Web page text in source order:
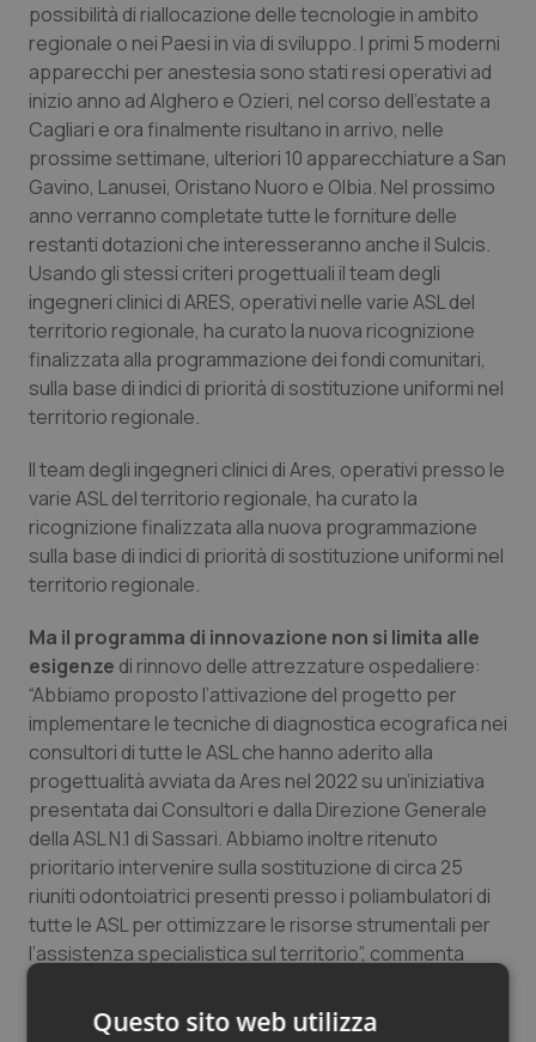
Veneto
Oncoematologia
Oncologia & Nutrizione
Psoriasi & pelle
Quotidiano Cardiologia
Quotidiano Chirurgia
Quotidiano Oncologia
Quotidiano Pediatria
Rene & patologie urogenitali
Salute orale & impianti
Sangue & coagulazione
Tiroide
Tumore al seno
Tumore ovarico
Tumori del Polmone & Testa Collo
Tumori gastrointestinali
Ulcera & Reflusso
Vaccini
possibilità di riallocazione delle tecnologie in ambito
regionale o nei Paesi in via di sviluppo. I primi 5 moderni
apparecchi per anestesia sono stati resi operativi ad
inizio anno ad Alghero e Ozieri, nel corso dell’estate a
Cagliari e ora finalmente risultano in arrivo, nelle
prossime settimane, ulteriori 10 apparecchiature a San
Gavino, Lanusei, Oristano Nuoro e Olbia. Nel prossimo
anno verranno completate tutte le forniture delle
restanti dotazioni che interesseranno anche il Sulcis.
Usando gli stessi criteri progettuali il team degli
ingegneri clinici di ARES, operativi nelle varie ASL del
territorio regionale, ha curato la nuova ricognizione
finalizzata alla programmazione dei fondi comunitari,
sulla base di indici di priorità di sostituzione uniformi nel
territorio regionale.
Il team degli ingegneri clinici di Ares, operativi presso le
varie ASL del territorio regionale, ha curato la
ricognizione finalizzata alla nuova programmazione
sulla base di indici di priorità di sostituzione uniformi nel
territorio regionale.
Ma il programma di innovazione non si limita alle
esigenze di rinnovo delle attrezzature ospedaliere:
“Abbiamo proposto l’attivazione del progetto per
implementare le tecniche di diagnostica ecografica nei
consultori di tutte le ASL che hanno aderito alla
progettualità avviata da Ares nel 2022 su un’iniziativa
presentata dai Consultori e dalla Direzione Generale
della ASL N.1 di Sassari. Abbiamo inoltre ritenuto
prioritario intervenire sulla sostituzione di circa 25
riuniti odontoiatrici presenti presso i poliambulatori di
tutte le ASL per ottimizzare le risorse strumentali per
l’assistenza specialistica sul territorio”, commenta
“Ares Sardegna ha tra i suoi obiettivi anche quello
Questo sito web utilizza